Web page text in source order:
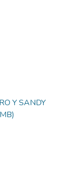
Y SANDY